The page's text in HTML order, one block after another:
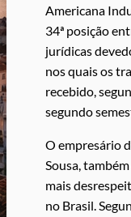
Americana
34ª posição
jurídicas
nos quais os
recebido,
segundo
O empresário
Sousa,
mais
no Brasil.